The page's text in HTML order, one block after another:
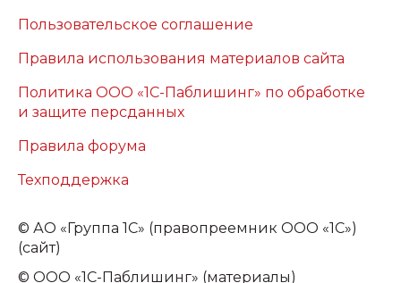
Пользовательское соглашение
Правила использования материалов сайта
Политика ООО «1С-Паблишинг» по обработке
и защите персданных
Правила форума
Техподдержка
© АО «Группа 1С» (правопреемник ООО «1С»)
(сайт)
© ООО «1С-Паблишинг» (материалы)